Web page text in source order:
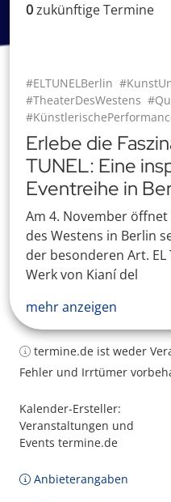
0zukünftigeTermine
#ELTUNELBerlin
#TheaterDesWestens
Erlebe die
TUNEL: Eine
Eventreihe in
Am 4. November
des Westens in Berlin
der besonderen Art. EL
Werk von Kianí del
mehr anzeigen
termine.de ist weder
Fehler und Irrtümer
Kalender-Ersteller:
Veranstaltungen und
Events termine.de
Anbieterangaben